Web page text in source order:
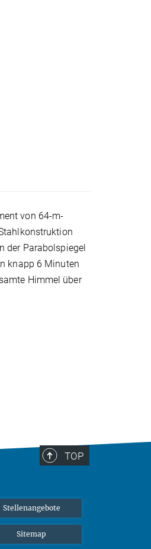
von 64-m-
der Parabolspiegel
knapp 6 Minuten
Himmel über
TOP
Stellenangebote
Sitemap